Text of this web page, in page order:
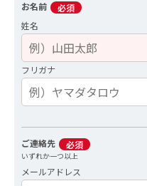
お名前
必須
姓名
フリガナ
ご連絡先 必須
いずれか一つ以上
メールアドレス